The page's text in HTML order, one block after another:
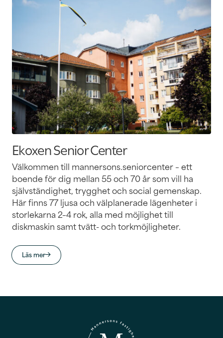
Ekoxen Senior Center
Välkommen till mannersons.seniorcenter – ett
boende för dig mellan 55 och 70 år som vill ha
självständighet, trygghet och social gemenskap.
Här finns 77 ljusa och välplanerade lägenheter i
storlekarna 2–4 rok, alla med möjlighet till
diskmaskin samt tvätt- och torkmöjligheter.
Läs mer